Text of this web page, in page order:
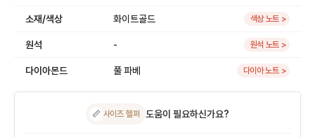
소재/색상 화이트골드 색상 노트 >
원석 - 원석 노트 >
다이아몬드 풀 파베 다이아 노트 >
📏 사이즈 헬퍼 도움이 필요하신가요?